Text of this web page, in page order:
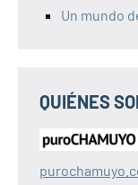
Un mundo
QUIÉNES